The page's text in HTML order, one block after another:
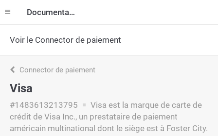
Documentation
Voir le Connector de paiement
Connector de paiement
Visa
#1483613213795
Visa est la marque de carte de
crédit de Visa Inc., un prestataire de paiement
américain multinational dont le siège est à Foster City.